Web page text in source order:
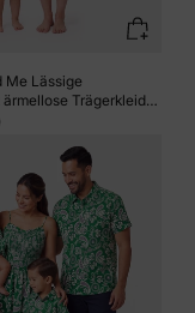
Me Lässige
Trägerkleider